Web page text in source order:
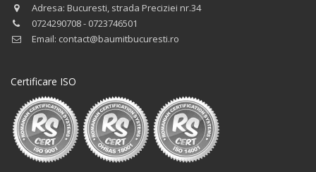
Adresa: Bucuresti, strada Preciziei nr.34
0724290708 - 0723746501
Email: contact@baumitbucuresti.ro
Certificare ISO